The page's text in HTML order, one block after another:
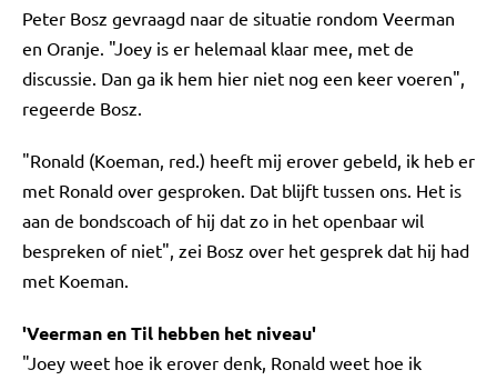
Peter Bosz gevraagd naar de situatie rondom Veerman
en Oranje. "Joey is er helemaal klaar mee, met de
discussie. Dan ga ik hem hier niet nog een keer voeren",
regeerde Bosz.
"Ronald (Koeman, red.) heeft mij erover gebeld, ik heb er
met Ronald over gesproken. Dat blijft tussen ons. Het is
aan de bondscoach of hij dat zo in het openbaar wil
bespreken of niet", zei Bosz over het gesprek dat hij had
met Koeman.
'Veerman en Til hebben het niveau'
"Joey weet hoe ik erover denk, Ronald weet hoe ik